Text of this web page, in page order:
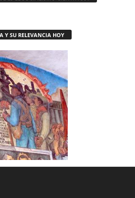
Y SU RELEVANCIA HOY